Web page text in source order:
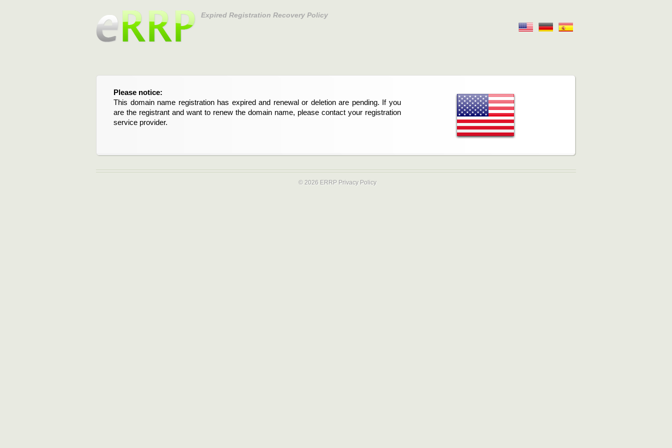
Expired Registration Recovery Policy
Please notice:
This domain name registration has expired and renewal or deletion are pending. If you
are the registrant and want to renew the domain name, please contact your registration
service provider.
Bitte beachten Sie:
Diese Domainregistrierung ist abgelaufen und die Verlängerung oder Löschung der
Domain stehen an. Wenn Sie der Registrant sind und die Domainregistrierung
verlängern möchten, kontaktieren Sie bitte Ihren Service-Provider.
© 2026 ERRP Privacy Policy